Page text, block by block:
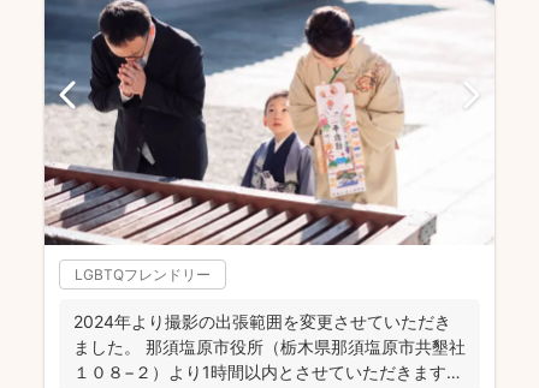
LGBTQフレンドリー
2024年より撮影の出張範囲を変更させていただき
ました。 那須塩原市役所（栃木県那須塩原市共墾社
１０８−２）より1時間以内とさせていただきます。